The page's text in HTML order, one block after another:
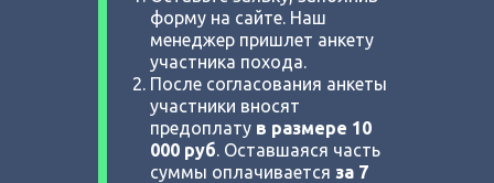
форму на сайте. Наш
менеджер пришлет анкету
участника похода.
После согласования анкеты
участники вносят
предоплату в размере 10
000 руб. Оставшаяся часть
суммы оплачивается за 7